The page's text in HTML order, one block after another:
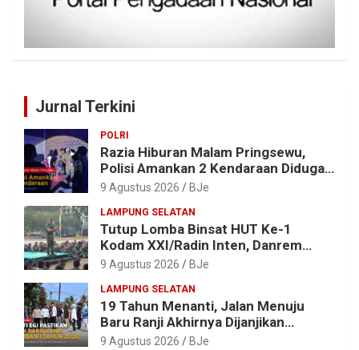
Jurnal Terkini
POLRI
Razia Hiburan Malam Pringsewu,
Polisi Amankan 2 Kendaraan Diduga
Bermasalah
9 Agustus 2026 BJe
LAMPUNG SELATAN
Tutup Lomba Binsat HUT Ke-1
Kodam XXI/Radin Inten, Danrem
043/Gatam Apresiasi Prestasi
9 Agustus 2026 BJe
LAMPUNG SELATAN
19 Tahun Menanti, Jalan Menuju
Baru Ranji Akhirnya Dijanjikan
Diperbaiki Tahun 2026
9 Agustus 2026 BJe